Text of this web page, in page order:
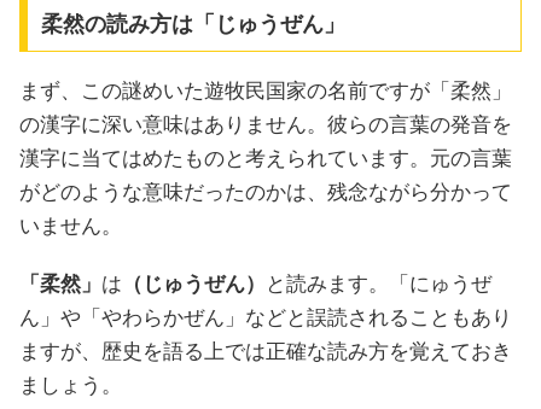
柔然の読み方は「じゅうぜん」
まず、この謎めいた遊牧民国家の名前ですが「柔然」
の漢字に深い意味はありません。彼らの言葉の発音を
漢字に当てはめたものと考えられています。元の言葉
がどのような意味だったのかは、残念ながら分かって
いません。
「柔然」 は （じゅうぜん）
と読みます。「にゅうぜ
ん」や「やわらかぜん」などと誤読されることもあり
ますが、歴史を語る上では正確な読み方を覚えておき
ましょう。